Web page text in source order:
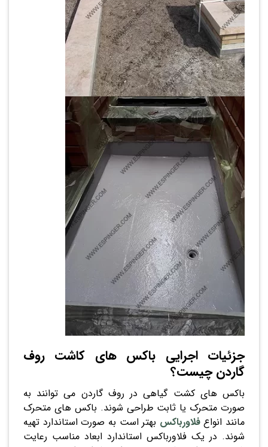
جزئیات اجرایی باکس های کاشت روف
گاردن چیست؟
باکس های کشت گیاهی در روف گاردن می توانند به
صورت متحرک یا ثابت طراحی شوند. باکس های متحرک
مانند انواعفلاورباکس بهتر است به صورت استاندارد تهیه
شوند. در یک فلاورباکس استاندارد ابعاد مناسب رعایت